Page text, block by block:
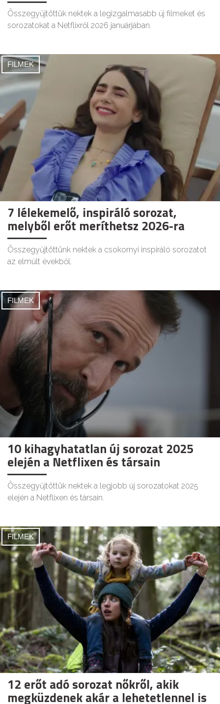
Összegyűjtöttük nektek a legizgalmasabb új filmeket és
sorozatokat a Netflixről 2026 januárjában.
FILMEK
7 lélekemelő, inspiráló sorozat,
melyből erőt meríthetsz 2026-ra
Összegyűjtöttünk nektek a csokornyi inspiráló sorozatot
az elmúlt évekből.
FILMEK
10 kihagyhatatlan új sorozat 2025
elején a Netflixen és társain
Összegyűjtöttük nektek a legjobb új sorozatokat 2025
elején a Netflixen és társain.
FILMEK
12 erőt adó sorozat nőkről, akik
megküzdenek akár a lehetetlennel is